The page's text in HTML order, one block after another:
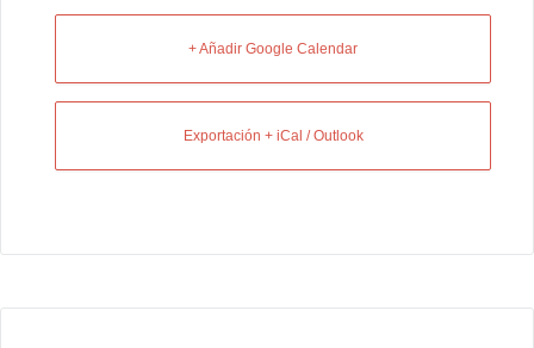
+ Añadir Google Calendar
Exportación + iCal / Outlook